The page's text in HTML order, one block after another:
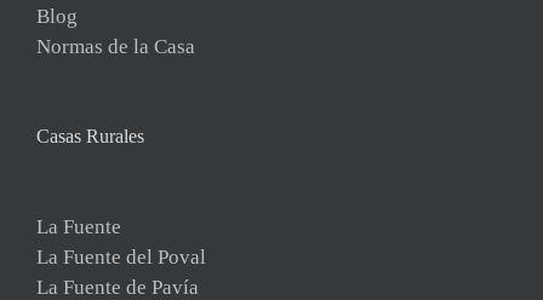
Blog
Normas de la Casa
Casas Rurales
La Fuente
La Fuente del Poval
La Fuente de Pavía